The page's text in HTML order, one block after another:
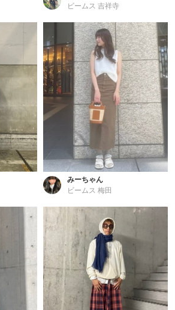
ビームス 吉祥寺
みーちゃん
ビームス 梅田